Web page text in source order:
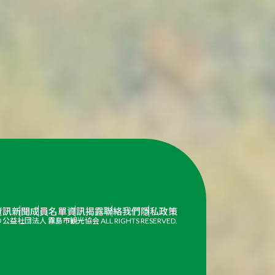
訊新聞成員名單資訊揭露聯絡我們隱私政策
益社団法人 霧島市観光協会 ALL RIGHTS RESERVED.